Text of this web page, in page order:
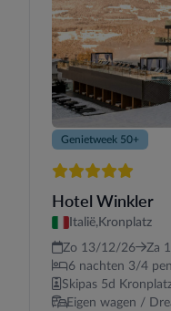
Genietweek 50+
5 sterren
Hotel Winkler
Italië,Kronplatz
Zo 13/12/26
Za
6 nachten 3/4
Skipas 5d
Eigen wagen /